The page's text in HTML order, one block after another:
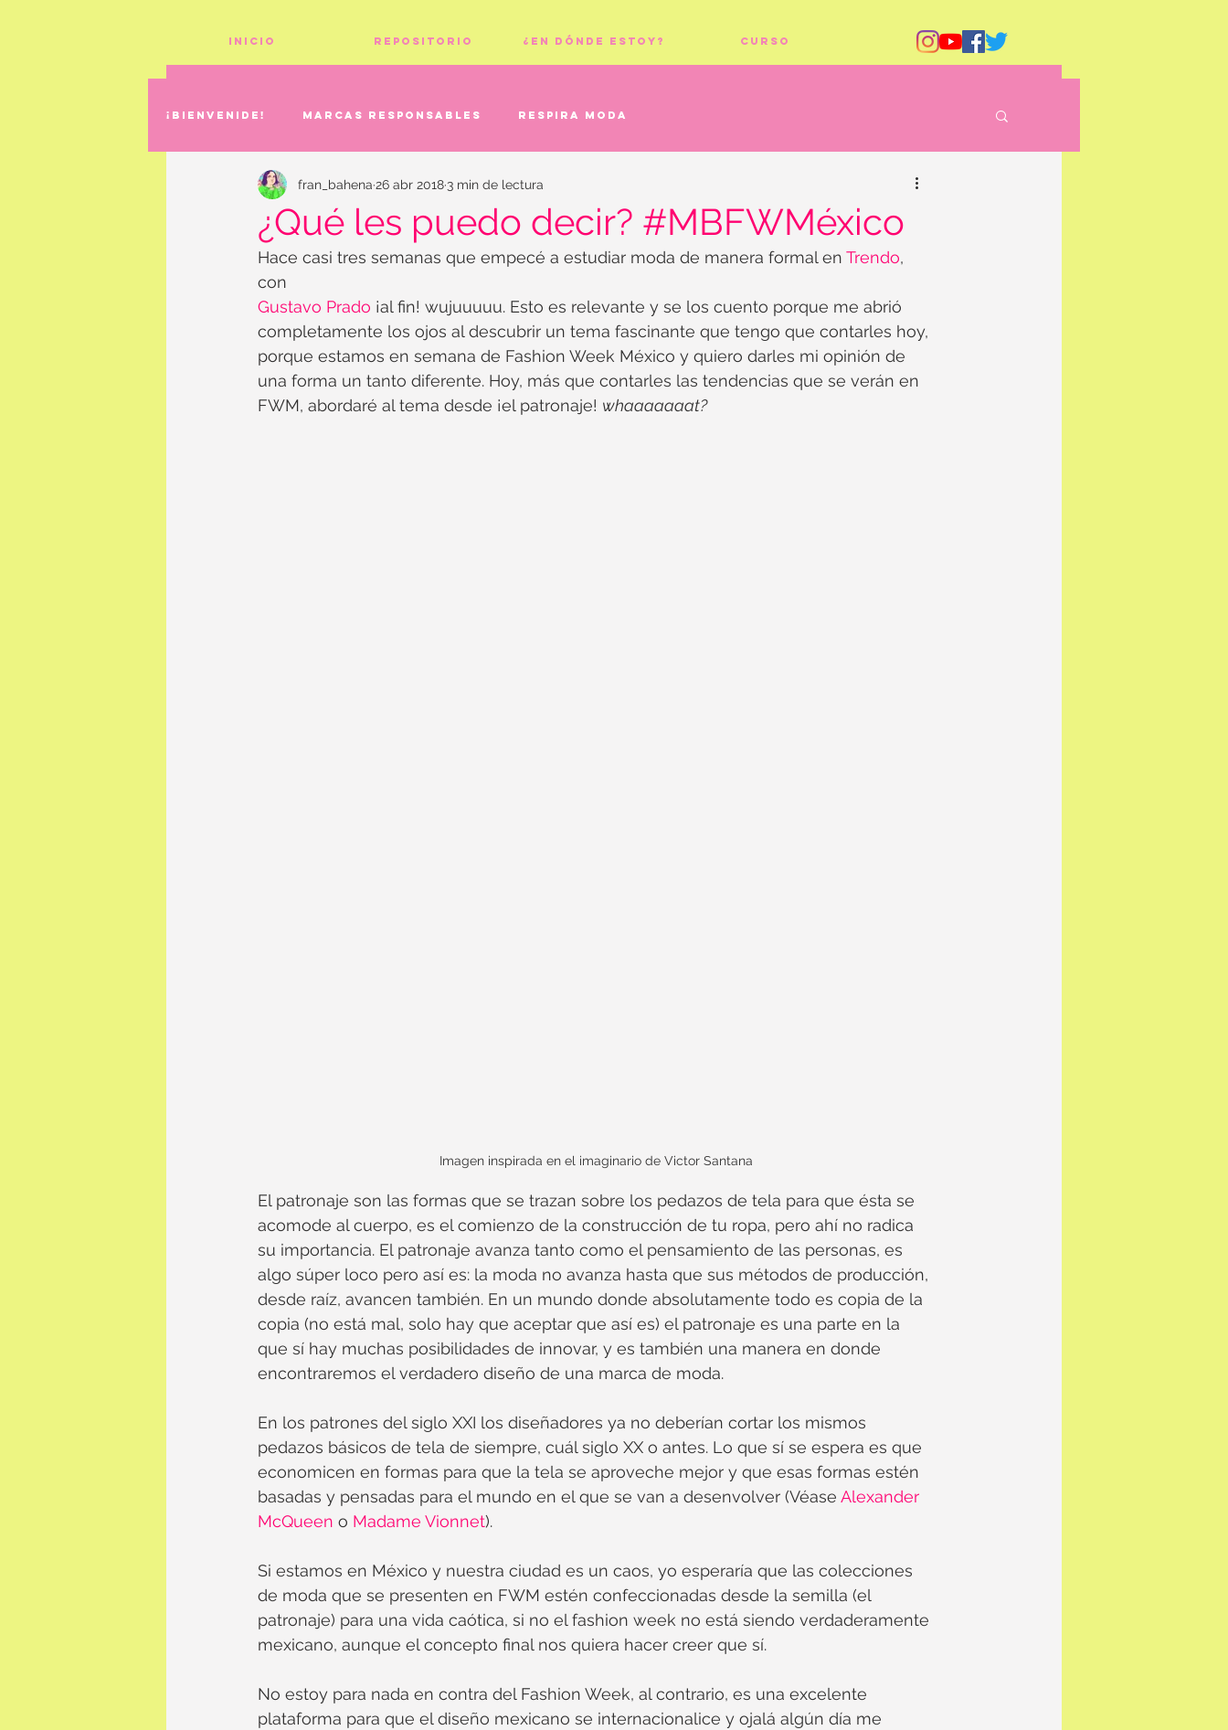
Inicio Repositorio ¿En dónde estoy? Curso
¡Bienvenide! Marcas responsables Respira moda
¿Qué les puedo decir? #MBFWMéxico
fran_bahena 26 abr 2018 3 min de lectura
Hace casi tres semanas que empecé a estudiar moda de manera formal en Trendo,
con
Gustavo Prado ¡al fin! wujuuuuu. Esto es relevante y se los cuento porque me abrió
completamente los ojos al descubrir un tema fascinante que tengo que contarles hoy,
porque estamos en semana de Fashion Week México y quiero darles mi opinión de
una forma un tanto diferente. Hoy, más que contarles las tendencias que se verán en
FWM, abordaré al tema desde ¡el patronaje! whaaaaaaat?
Imagen inspirada en el imaginario de Victor Santana
El patronaje son las formas que se trazan sobre los pedazos de tela para que ésta se
acomode al cuerpo, es el comienzo de la construcción de tu ropa, pero ahí no radica
su importancia. El patronaje avanza tanto como el pensamiento de las personas, es
algo súper loco pero así es: la moda no avanza hasta que sus métodos de producción,
desde raíz, avancen también. En un mundo donde absolutamente todo es copia de la
copia (no está mal, solo hay que aceptar que así es) el patronaje es una parte en la
que sí hay muchas posibilidades de innovar, y es también una manera en donde
encontraremos el verdadero diseño de una marca de moda.
En los patrones del siglo XXI los diseñadores ya no deberían cortar los mismos
pedazos básicos de tela de siempre, cuál siglo XX o antes. Lo que sí se espera es que
economicen en formas para que la tela se aproveche mejor y que esas formas estén
basadas y pensadas para el mundo en el que se van a desenvolver (Véase Alexander
McQueen o Madame Vionnet).
Si estamos en México y nuestra ciudad es un caos, yo esperaría que las colecciones
de moda que se presenten en FWM estén confeccionadas desde la semilla (el
patronaje) para una vida caótica, si no el fashion week no está siendo verdaderamente
mexicano, aunque el concepto final nos quiera hacer creer que sí.
No estoy para nada en contra del Fashion Week, al contrario, es una excelente
plataforma para que el diseño mexicano se internacionalice y ojalá algún día me